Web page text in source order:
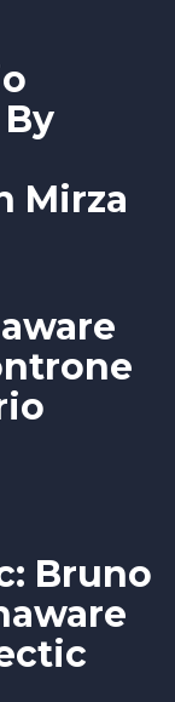
Mirza
Bruno